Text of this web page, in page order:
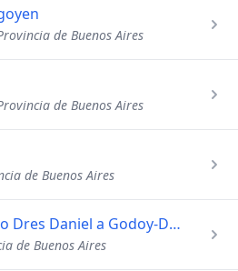
de Buenos Aires
de Buenos Aires
de Buenos Aires
Veterinaria San Antonio Dres Daniel a Godoy-Daniel o Godoy
de Buenos Aires